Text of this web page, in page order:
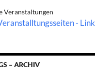
Veranstaltungen
- Link
– ARCHIV